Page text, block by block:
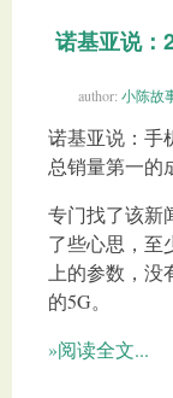
诺基亚说：
author: 小陈故
诺基亚说：手
总销量第一的
专门找了该新
了些心思，至
上的参数，没
的5G。
»阅读全文...